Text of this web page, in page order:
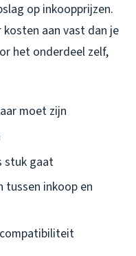
op inkoopprijzen.
aan vast dan je
het onderdeel zelf,
moet zijn
stuk gaat
tussen inkoop en